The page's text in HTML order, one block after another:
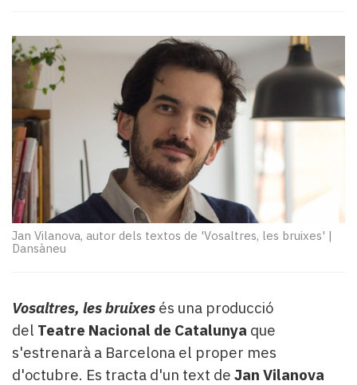
Entrevistes
Enquestes
A
escena!
Dis
la
teva!
Subscriptors
La
newsletter
del
Pallars
Lo
més
llegit...
Editorial
Jan Vilanova, autor dels textos de 'Vosaltres, les bruixes' |
Dansàneu
Vosaltres, les bruixes és una producció
del Teatre Nacional de Catalunya que
s'estrenarà a Barcelona el proper mes
d'octubre. Es tracta d'un text de Jan Vilanova